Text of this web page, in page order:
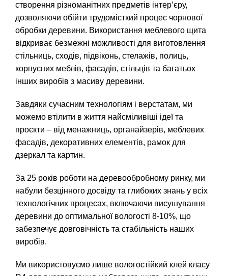
створення різноманітних предметів інтер’єру,
дозволяючи обійти трудомісткий процес чорнової
обробки деревини. Використання меблевого щита
відкриває безмежні можливості для виготовлення
стільниць, сходів, підвіконь, стелажів, полиць,
корпусних меблів, фасадів, стільців та багатьох
інших виробів з масиву деревини.
Завдяки сучасним технологіям і верстатам, ми
можемо втілити в життя найсміливіші ідеї та
проєкти – від менажниць, органайзерів, меблевих
фасадів, декоративних елементів, рамок для
дзеркал та картин.
За 25 років роботи на деревообробному ринку, ми
набули безцінного досвіду та глибоких знань у всіх
технологічних процесах, включаючи висушування
деревини до оптимальної вологості 8-10%, що
забезпечує довговічність та стабільність наших
виробів.
Ми використовуємо лише вологостійкий клей класу